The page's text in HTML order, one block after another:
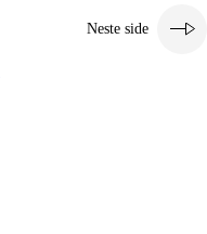
Neste side